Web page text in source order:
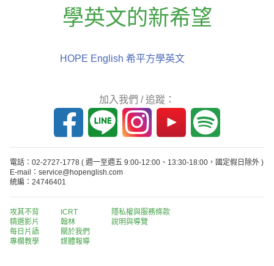
學英文的新希望
HOPE English 希平方學英文
加入我們 / 追蹤：
電話：02-2727-1778 ( 週一至週五 9:00-12:00、13:30-18:00，國定假日除外 )
E-mail：service@hopenglish.com
統編：24746401
攻其不背
精選影片
每日片語
專欄教學
ICRT
翰林
關於我們
媒體報導
隱私權與服務條款
說明與導覽